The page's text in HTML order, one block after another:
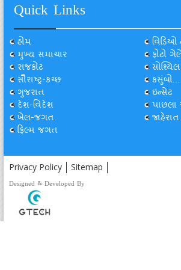
Quick Links
હોમ
મુખ્ય સમાચાર
રાજકોટ
સૌરાષ્ટ્ર-કચ્છ
ગુજરાત
દેશ-વિદેશ
ખેલ-જગત
ફિલ્મ જગત
વિડિઓ
ફોટો
કસુંબો...
ઇન્સેટ
પાછલા
જાહેરાત
Privacy Policy Sitemap
Designed & Developed By